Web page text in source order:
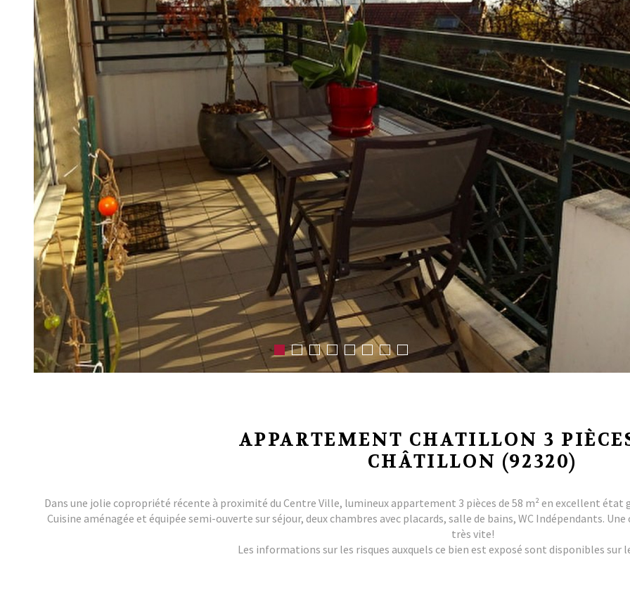
APPARTEMENT CHATILLON 3
CHÂTILLON (92320)
Dans une jolie copropriété récente à proximité du Centre Ville, lumineux appartement 3 pièces de 58 m² en excellent état
Cuisine aménagée et équipée semi-ouverte sur séjour, deux chambres avec placards, salle de bains, WC Indépendants.
très vite!
Les informations sur les risques auxquels ce bien est exposé sont disponibles sur